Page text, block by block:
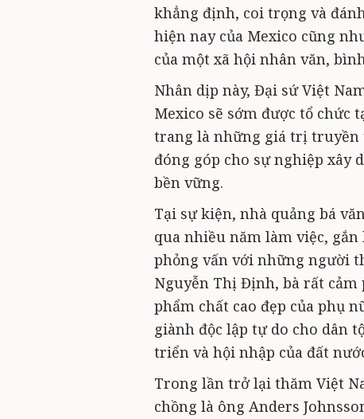
khẳng định, coi trọng và
hiện nay của Mexico cũng
của một xã hội nhân văn,
Nhân dịp này, Đại sứ Việt
Mexico sẽ sớm được tổ
trang là những giá trị truyền
đóng góp cho sự nghiệp xây
bền vững.
Tại sự kiện, nhà quảng bá
qua nhiều năm làm việc,
phỏng vấn với những người
Nguyễn Thị Định, bà rất
phẩm chất cao đẹp của phụ
giành độc lập tự do cho dân
triển và hội nhập của đất
Trong lần trở lại thăm Việt
chồng là ông Anders